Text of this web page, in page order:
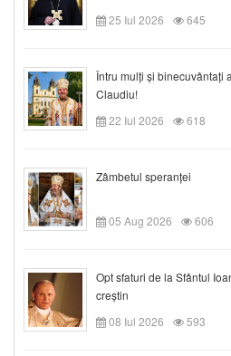
25 Iul 2026
645
Întru mulți și binecuvântați
Claudiu!
22 Iul 2026
618
Zâmbetul speranței
05 Aug 2026 606
Opt sfaturi de la Sfântul
creștin
08 Iul 2026
593